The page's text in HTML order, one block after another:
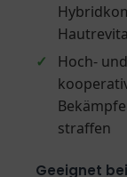
✓
Hoch-
straffen
Geeignet bei